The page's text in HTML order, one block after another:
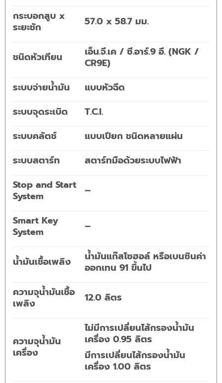
กระบอกสูบ x
ระยะชัก
57.0 x 58.7 มม.
ชนิดหัวเทียน
เอ็น.จี.เค / ซี.อาร์.9 อี. (NGK /
CR9E)
ระบบจ่ายน้ำมัน
แบบหัวฉีด
ระบบจุดระเบิด
T.C.I.
ระบบคลัตช์
แบบเปียก ชนิดหลายแผ่น
ระบบสตาร์ท
สตาร์ทมือด้วยระบบไฟฟ้า
Stop and Start
System
–
Smart Key
System
–
น้ำมันเชื้อเพลิง
น้ำมันแก๊สโซฮอล์ หรือเบนซินค่า
ออกเทน 91 ขึ้นไป
ความจุน้ำมันเชื้อ
เพลิง
12.0 ลิตร
ความจุน้ำมัน
เครื่อง
ไม่มีการเปลี่ยนไส้กรองน้ำมัน
เครื่อง 0.95 ลิตร
มีการเปลี่ยนไส้กรองน้ำมัน
เครื่อง 1.00 ลิตร